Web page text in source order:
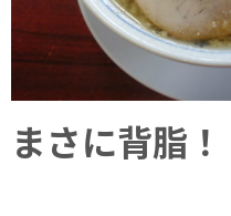
まさに背脂！